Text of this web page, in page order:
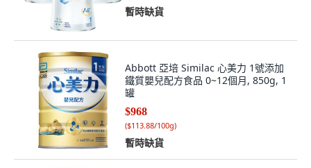
暫時缺貨
Abbott 亞培 Similac 心美力 1號添加
鐵質嬰兒配方食品 0~12個月, 850g, 1
罐
$968
($113.88/100g)
暫時缺貨